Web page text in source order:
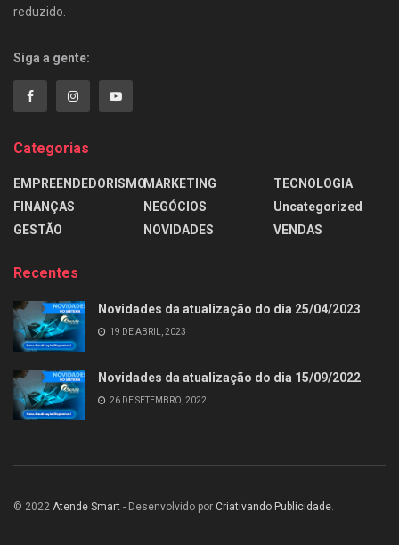
reduzido.
Siga a gente:
Categorias
EMPREENDEDORISMO
FINANÇAS
GESTÃO
MARKETING
NEGÓCIOS
NOVIDADES
TECNOLOGIA
Uncategorized
VENDAS
Recentes
Novidades da atualização do dia 25/04/2023
19 DE ABRIL, 2023
Novidades da atualização do dia 15/09/2022
26 DE SETEMBRO, 2022
© 2022 Atende Smart - Desenvolvido por Criativando Publicidade.